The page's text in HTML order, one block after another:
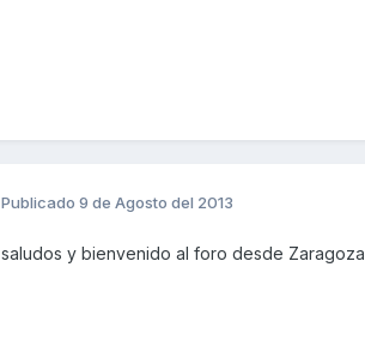
Publicado 9 de Agosto del 2013
saludos y bienvenido al foro desde Zaragoza